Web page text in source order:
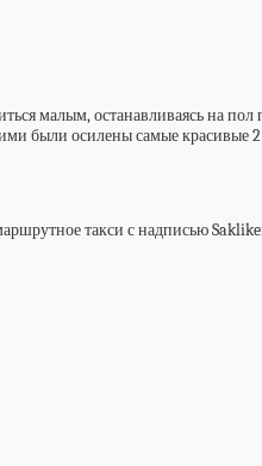
малым, останавливаясь на пол
были осилены самые красивые
такси с надписью